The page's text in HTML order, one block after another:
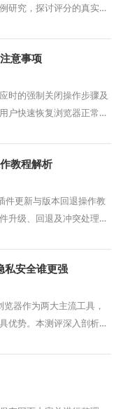
研究，探讨评分的真实性
意事项
时的强制关闭操作步骤及
户快速恢复浏览器正常运
教程解析
件更新与版本回退操作教
升级、回退及冲突处理方
私安全谁更强
器作为两大主流工具，
优势。本测评深入剖析两
网隐私方面表现更出色。